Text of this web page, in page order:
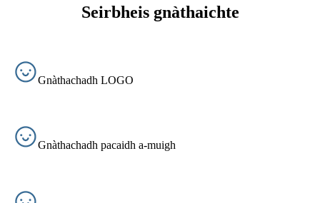
Seirbheis gnàthaichte
Gnàthachadh LOGO
Gnàthachadh pacaidh a-muigh